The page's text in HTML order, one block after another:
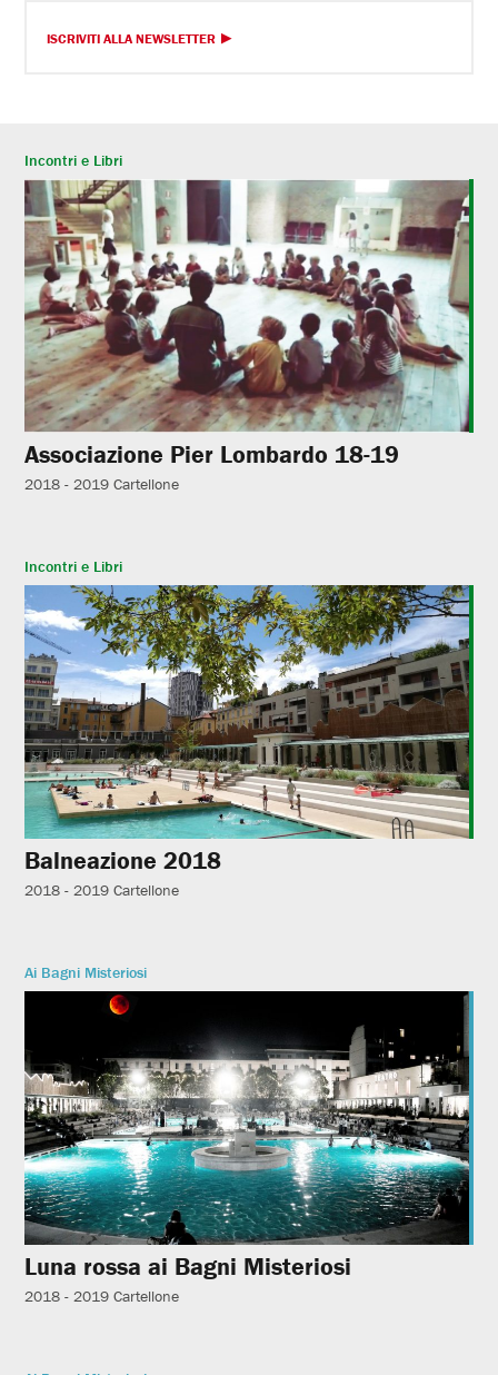
ISCRIVITI ALLA NEWSLETTER
Incontri e Libri
Associazione Pier Lombardo 18-19
2018 - 2019 Cartellone
Incontri e Libri
Balneazione 2018
2018 - 2019 Cartellone
Ai Bagni Misteriosi
Luna rossa ai Bagni Misteriosi
2018 - 2019 Cartellone